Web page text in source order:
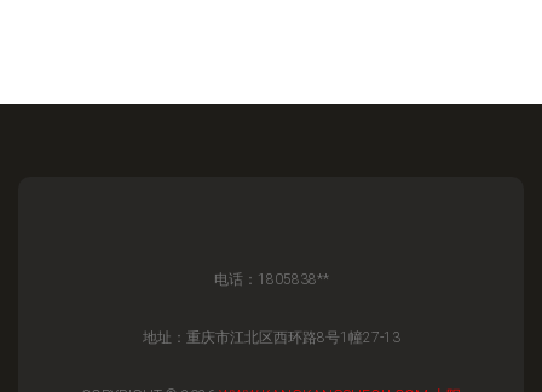
电话：1805838**
地址：重庆市江北区西环路8号1幢27-13